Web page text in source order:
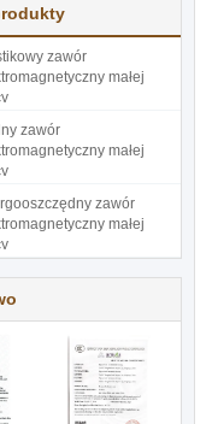
zawór
małej
zawór
małej
zawór
małej